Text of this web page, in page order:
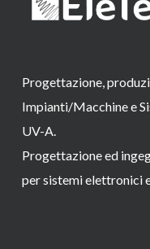
Progettazione,
Impianti/Macchine e
UV-A.
Progettazione ed
per sistemi elettronici